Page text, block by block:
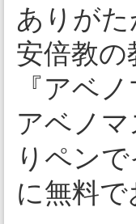
ありが
安倍教
『アベ
アベノ
りペン
に無料